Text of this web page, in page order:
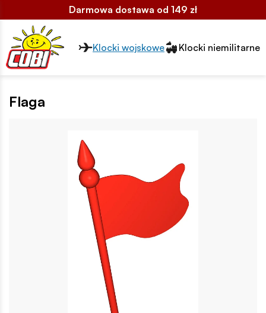
Darmowa dostawa od 149 zł
Przełącznik segmentów2
Klocki wojskowe Klocki niemilitarne
Flaga